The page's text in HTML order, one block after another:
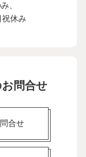
、
休み
問合せ
合せ